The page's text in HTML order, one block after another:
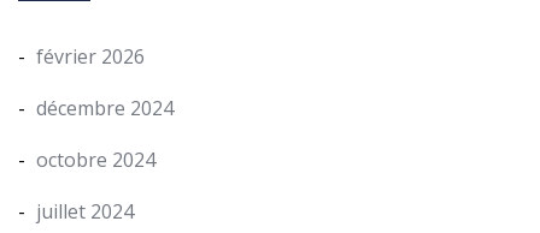
février 2026
décembre 2024
octobre 2024
juillet 2024